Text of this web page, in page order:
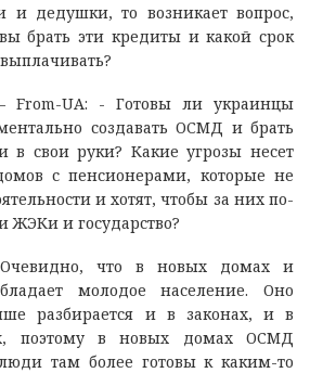
и дедушки, то возникает вопрос,
брать эти кредиты и какой срок
From-UA: - Готовы ли украинцы
создавать ОСМД и брать
в свои руки? Какие угрозы несет
с пенсионерами, которые не
и хотят, чтобы за них по-
ЖЭКи и государство?
что в новых домах и
молодое население. Оно
разбирается и в законах, и в
поэтому в новых домах ОСМД
там более готовы к каким-то